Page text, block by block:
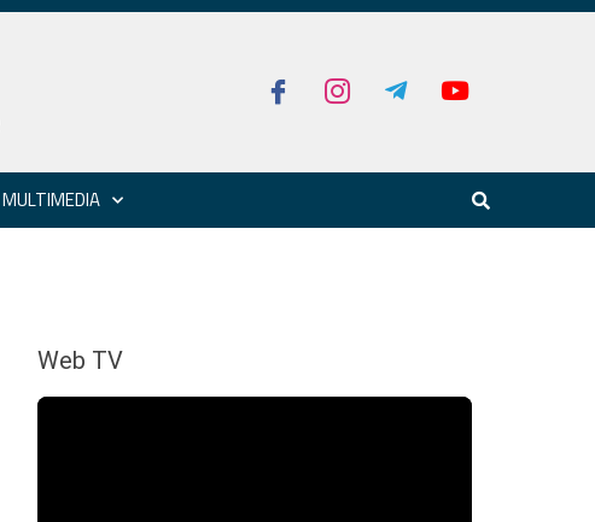
MULTIMEDIA
Web TV